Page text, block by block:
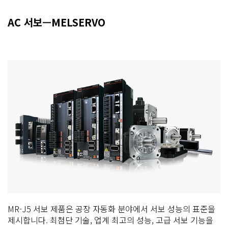
AC 서보—MELSERVO
MR-J5 서보 제품은 공장 자동화 분야에서 서보 성능의 표준을
제시합니다. 최첨단 기술, 업계 최고의 성능, 고급 서보 기능을